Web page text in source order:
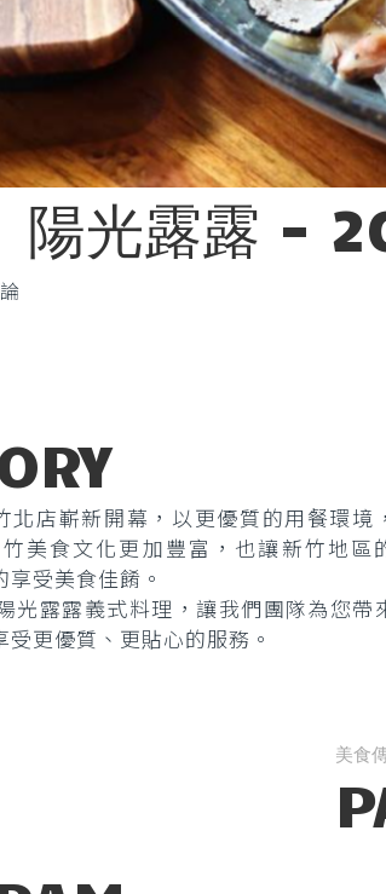
陽光露露 -
北店嶄新開幕，以更優質的用餐環境
美食文化更加豐富，也讓新竹地區
受美食佳餚。
光露露義式料理，讓我們團隊為您帶
更優質、更貼心的服務。
美食